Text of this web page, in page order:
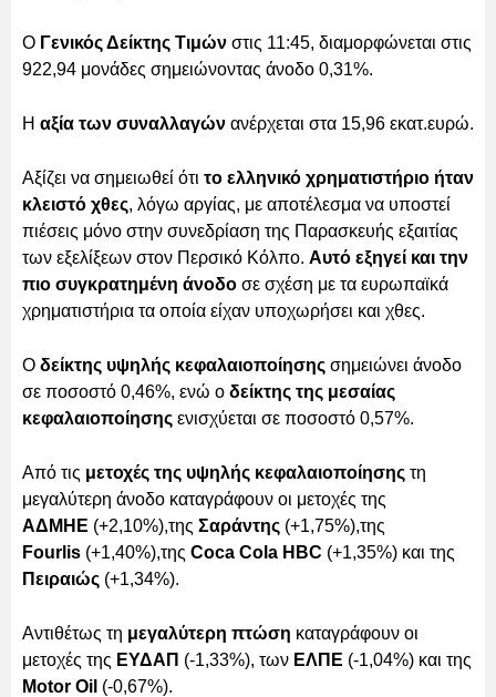
O Γενικός Δείκτης Τιμών στις 11:45, διαμορφώνεται στις
922,94 μονάδες σημειώνοντας άνοδο 0,31%.
Η αξία των συναλλαγών ανέρχεται στα 15,96 εκατ.ευρώ.
Αξίζει να σημειωθεί ότι το ελληνικό χρηματιστήριο ήταν
κλειστό χθες, λόγω αργίας, με αποτέλεσμα να υποστεί
πιέσεις μόνο στην συνεδρίαση της Παρασκευής εξαιτίας
των εξελίξεων στον Περσικό Κόλπο. Αυτό εξηγεί και την
πιο συγκρατημένη άνοδο σε σχέση με τα ευρωπαϊκά
χρηματιστήρια τα οποία είχαν υποχωρήσει και χθες.
Ο δείκτης υψηλής κεφαλαιοποίησης σημειώνει άνοδο
σε ποσοστό 0,46%, ενώ ο δείκτης της μεσαίας
κεφαλαιοποίησης ενισχύεται σε ποσοστό 0,57%.
Από τις μετοχές της υψηλής κεφαλαιοποίησης τη
μεγαλύτερη άνοδο καταγράφουν οι μετοχές της
ΑΔΜΗΕ (+2,10%),της Σαράντης (+1,75%),της
Fourlis (+1,40%),της Coca Cola HBC (+1,35%) και της
Πειραιώς (+1,34%).
Αντιθέτως τη μεγαλύτερη πτώση καταγράφουν οι
μετοχές της ΕΥΔΑΠ (-1,33%), των ΕΛΠΕ (-1,04%) και της
Motor Oil (-0,67%).